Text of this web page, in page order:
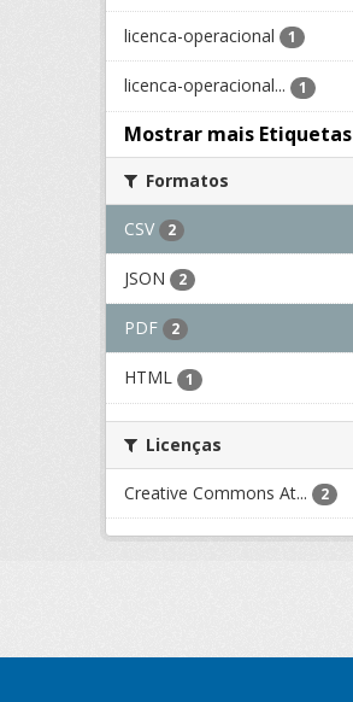
licenca-operacional 1
licenca-operacional... 1
Mostrar mais Etiquetas
Formatos
CSV 2
JSON 2
PDF 2
HTML 1
Licenças
Creative Commons At... 2